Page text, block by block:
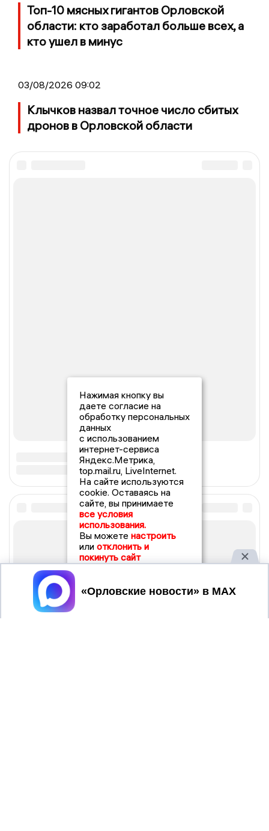
Топ-10 мясных гигантов Орловской
области: кто заработал больше всех, а
кто ушел в минус
03/08/2026 09:02
Клычков назвал точное число сбитых
дронов в Орловской области
Нажимая кнопку вы
даете согласие на
обработку персональных
данных
с использованием
интернет-сервиса
Яндекс.Метрика,
top.mail.ru, LiveInternet.
На сайте используются
cookie. Оставаясь на
сайте, вы принимаете
все условия
использования.
Вы можете настроить
или отклонить и
покинуть сайт
Принять